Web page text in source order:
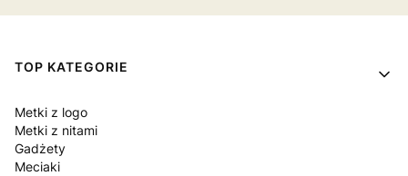
Linki w stopce
TOP KATEGORIE
Metki z logo
Metki z nitami
Gadżety
Meciaki